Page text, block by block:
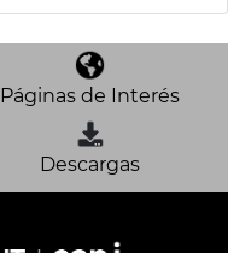
Páginas de Interés
Descargas